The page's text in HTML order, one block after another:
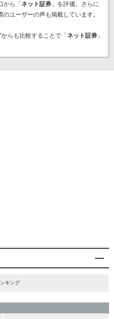
から「 ネット証券」を評価。さらに
ユーザーの声も掲載しています。
らも比較することで「 ネット証券」
キング